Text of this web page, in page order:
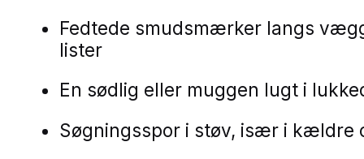
Fedtede smudsmærker langs
lister
En sødlig eller muggen lugt i
Søgningsspor i støv, især i kældre